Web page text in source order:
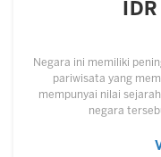
Negara ini memiliki
pariwisata yang
mempunyai nilai
negara